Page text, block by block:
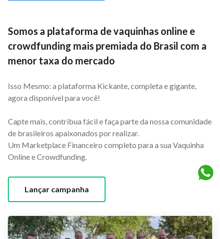
Somos a plataforma de vaquinhas online e
crowdfunding mais premiada do Brasil com a
menor taxa do mercado
Isso Mesmo: a plataforma Kickante, completa e gigante,
agora disponível para você!
Capte mais, contribua fácil e faça parte da nossa comunidade
de brasileiros apaixonados por realizar.
Um Marketplace Financeiro completo para a sua Vaquinha
Online e Crowdfunding.
Lançar campanha